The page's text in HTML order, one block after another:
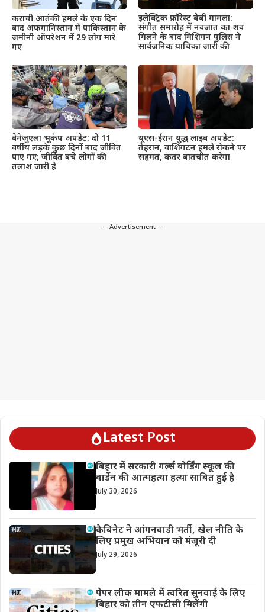
कराची आतंकी हमले के एक दिन
बाद अफगानिस्तान में पाकिस्तान के
जमीनी ऑपरेशन में 29 लोग मारे
गए
इलेक्ट्रिक फ़ॉरेस्ट बेबी मामला:
संगीत समारोह में नवजात का शव
मिलने के बाद मिशिगन पुलिस ने
सार्वजनिक याचिका जारी की
वेनेजुएला भूकंप अपडेट: दो 11
वर्षीय लड़के कुछ दिनों बाद जीवित
पाए गए; जीवित बचे लोगों की
तलाश जारी है
यूएस-ईरान युद्ध लाइव अपडेट:
तेहरान, वाशिंगटन हमले रोकने पर
सहमत, कतर बातचीत करेगा
---Advertisement---
Latest Post
बिहार में सरकारी गर्ल्स बोर्डिंग स्कूल की
वार्डेन की आत्महत्या हत्या साबित हुई है
July 30, 2026
कैबिनेट ने आंगनवाड़ी भर्ती, खेल नीति के
लिए प्रमुख अभियान को मंजूरी दी
July 29, 2026
पेपर लीक मामले में त्वरित सुनवाई के लिए
बिहार को तीन एफटीसी मिलेंगी